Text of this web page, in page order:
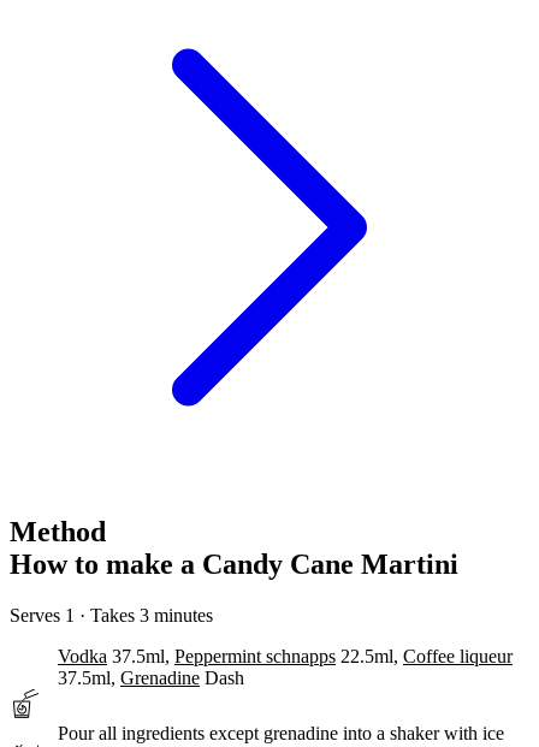
Method
How to make a Candy Cane Martini
Serves 1 · Takes 3 minutes
Vodka 37.5ml, Peppermint schnapps 22.5ml, Coffee liqueur
37.5ml, Grenadine Dash
Pourall ingredients except grenadine into a shaker with ice